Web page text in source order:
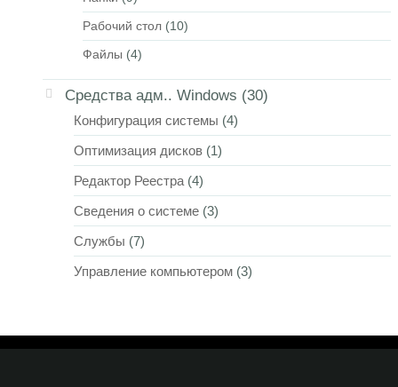
Рабочий стол (10)
Файлы (4)
Средства адм.. Windows (30)
Конфигурация системы (4)
Оптимизация дисков (1)
Редактор Реестра(4)
Сведения о системе (3)
Службы (7)
Управление компьютером (3)